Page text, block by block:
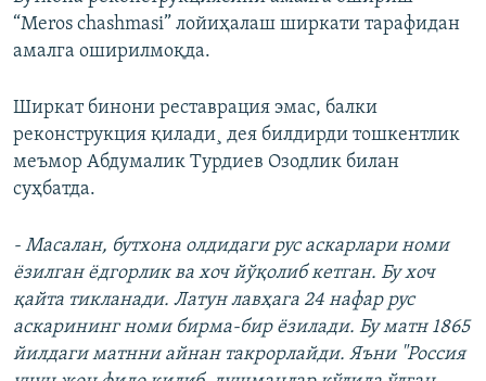
“Meros chashmasi” лойиҳалаш ширкати тарафидан
амалга оширилмоқда.
Ширкат бинони реставрация эмас, балки
реконструкция қилади¸ дея билдирди тошкентлик
меъмор Абдумалик Турдиев Озодлик билан
суҳбатда.
- Масалан, бутхона олдидаги рус аскарлари номи
ëзилган ëдгорлик ва хоч йўқолиб кетган. Бу хоч
қайта тикланади. Латун лавҳага 24 нафар рус
аскарининг номи бирма-бир ëзилади. Бу матн 1865
йилдаги матнни айнан такрорлайди. Яъни "Россия